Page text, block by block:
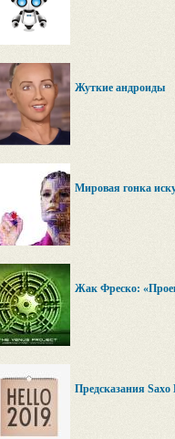
Жуткие андроиды
Мировая гонка
Жак Фреско:
Предсказания